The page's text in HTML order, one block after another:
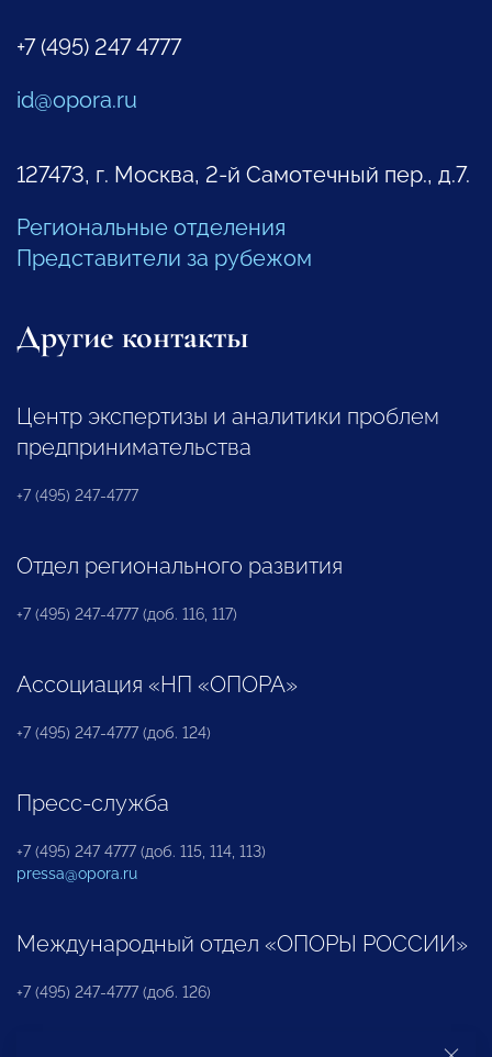
+7 (495) 247 4777
id@opora.ru
127473, г. Москва, 2-й Самотечный пер., д.7.
Региональные отделения
Представители за рубежом
Другие контакты
Центр экспертизы и аналитики проблем
предпринимательства
+7 (495) 247-4777
Отдел регионального развития
+7 (495) 247-4777 (доб. 116, 117)
Ассоциация «НП «ОПОРА»
+7 (495) 247-4777 (доб. 124)
Пресс-служба
+7 (495) 247 4777 (доб. 115, 114, 113)
pressa@opora.ru
Международный отдел «ОПОРЫ РОССИИ»
+7 (495) 247-4777 (доб. 126)